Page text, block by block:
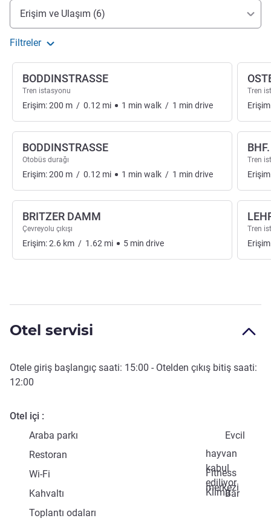
Erişim ve ulaşım
Erişim ve Ulaşım (6)
Filtreler
BODDINSTRASSE
Tren istasyonu
Erişim:200 m / 0.12 mi 1 min walk / 1 min drive
BODDINSTRASSE
Otobüs durağı
Erişim:200 m / 0.12 mi 1 min walk / 1 min drive
BRITZER DAMM
Çevreyolu çıkışı
Erişim:2.6 km / 1.62 mi 5 min drive
Tren
Tren
Tren
Otel servisi
Otele giriş başlangıç saati: 15:00 - Otelden çıkış bitiş saati:
12:00
Otel içi
Araba parkı
Evcil
hayvan
kabul
ediliyor
Restoran
Fitness
merkezi
Wi-Fi
Klima
Kahvaltı
Bar
Toplantı odaları